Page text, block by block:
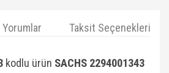
Yorumlar Taksit Seçenekleri
kodlu ürün SACHS 2294001343